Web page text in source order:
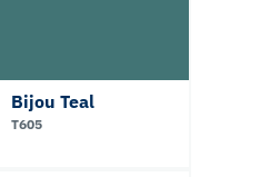
Bijou Teal
T605